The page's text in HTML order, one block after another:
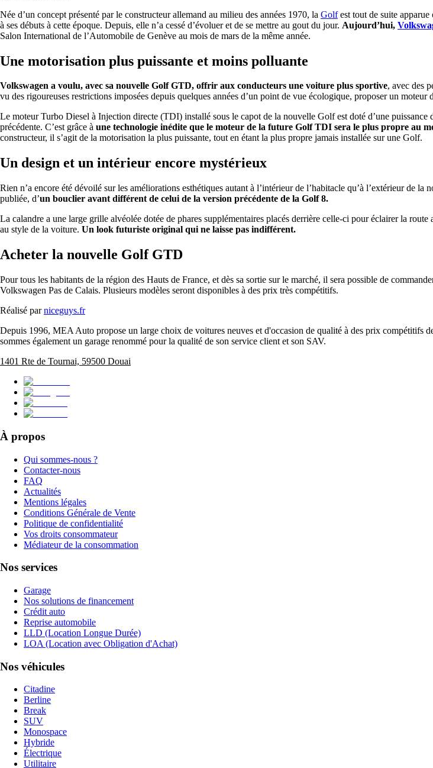
Née d’un concept présenté par le constructeur allemand au milieu des années 1970, la Golfest tout de suite apparue
à ses débuts à cette époque. Depuis, elle n’a cessé d’évoluer et de se mettre au gout du jour. Aujourd’hui,
Salon International de l’Automobile de Genève au mois de mars de la même année.
Une motorisation plus puissante et moins polluante
Volkswagen a voulu, avec sa nouvelle Golf GTD, offrir aux conducteurs une voiture plus sportive, avec des
vu des rigoureuses restrictions imposées depuis quelques années d’un point de vue écologique, proposer un moteur
Le moteur Turbo Diesel à Injection directe (TDI) installé sous le capot de la nouvelle Golf est doté d’une
précédente. C’est grâce à une technologie inédite que le moteur de la future Golf TDI sera le plus propre au
constructeur, il s’agit de la motorisation la plus puissante, tout en étant la plus propre jamais installée sur une Golf.
Un design et un intérieur encore mystérieux
Rien n’a encore été dévoilé sur les améliorations esthétiques autant à l’intérieur de l’habitacle qu’à l’extérieur de la
publiée, d’un bouclier avant différent de celui de la version précédente de la Golf 8.
La calandre a une large grille alvéolée dotée de phares supplémentaires placés derrière celle-ci pour éclairer la
au style de la voiture. Un look futuriste original qui ne laisse pas indifférent.
Acheter la nouvelle Golf GTD
Pour tous les habitants de la région des Hauts de France, et dès sa sortie sur le marché, il sera possible de
Volkswagen Pas de Calais. Plusieurs modèles seront disponibles à des prix très compétitifs.
Réalisé par niceguys.fr
Depuis 1996, MEA Auto propose un large choix de voitures neuves et d'occasion de qualité à des prix compétitifs
sommes également un garage renommé pour la qualité de son service client et son SAV.
1401 Rte de Tournai, 59500 Douai
À propos
Qui sommes-nous ?
Contacter-nous
FAQ
Actualités
Mentions légales
Conditions Générale de Vente
Politique de confidentialité
Vos droits consommateur
Médiateur de la consommation
Nos services
Garage
Nos solutions de financement
Crédit auto
Reprise automobile
LLD (Location Longue Durée)
LOA (Location avec Obligation d'Achat)
Nos véhicules
Citadine
Berline
Break
SUV
Monospace
Hybride
Électrique
Utilitaire